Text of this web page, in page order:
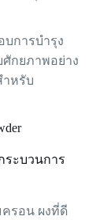
บการบำรุง
กยภาพอย่าง
ำหรับ
ะบวนการ
รอน ผงที่ดี